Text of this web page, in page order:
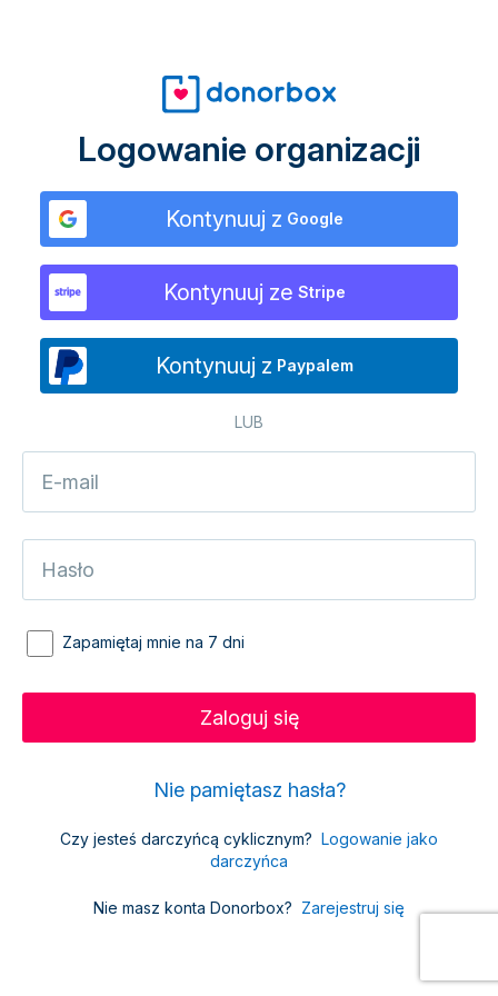
Logowanie organizacji
Kontynuuj z Google
Kontynuuj ze Stripe
Kontynuuj z Paypalem
LUB
Zapamiętaj mnie na 7 dni
Nie pamiętasz hasła?
Czy jesteś darczyńcą cyklicznym? Logowanie jako
darczyńca
Nie masz konta Donorbox? Zarejestruj się